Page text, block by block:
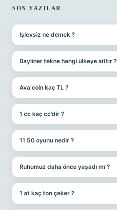
SIDEBAR
SON YAZILAR
Işlevsiz ne demek ?
Bayliner tekne hangi ülkeye aittir ?
Ava coin kaç TL ?
1 cc kaç cc’dir ?
11 50 oyunu nedir ?
Ruhumuz daha önce yaşadı mı ?
1 at kaç ton çeker ?